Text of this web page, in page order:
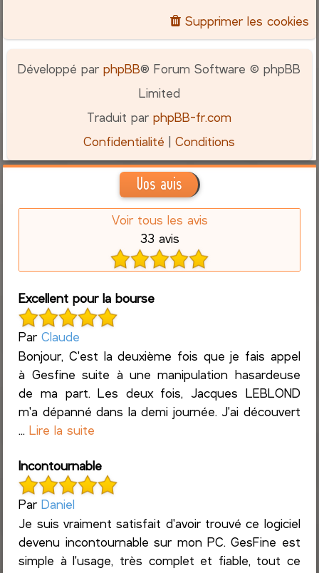
Supprimer les cookies
Développé parphpBB® Forum Software © phpBB
Limited
Traduit parphpBB-fr.com
Confidentialité |Conditions
Vos avis
Voir tous les avis
33 avis
Excellent pour la bourse
ParClaude
Bonjour, C'est la deuxième fois que je fais appel
à Gesfine suite à une manipulation hasardeuse
de ma part. Les deux fois, Jacques LEBLOND
m'a dépanné dans la demi journée. J'ai découvert
...Lire la suite
Incontournable
ParDaniel
Je suis vraiment satisfait d'avoir trouvé ce logiciel
devenu incontournable sur mon PC. GesFine est
simple à l'usage, très complet et fiable, tout ce